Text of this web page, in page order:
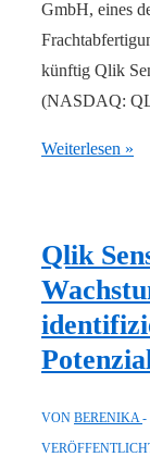
GmbH, eines
künftig Qlik
(NASDAQ:
Business
LUG
aircargo
handling
nutzt
Sense
Weiterlesen »
Qlik
VON BERENIKA